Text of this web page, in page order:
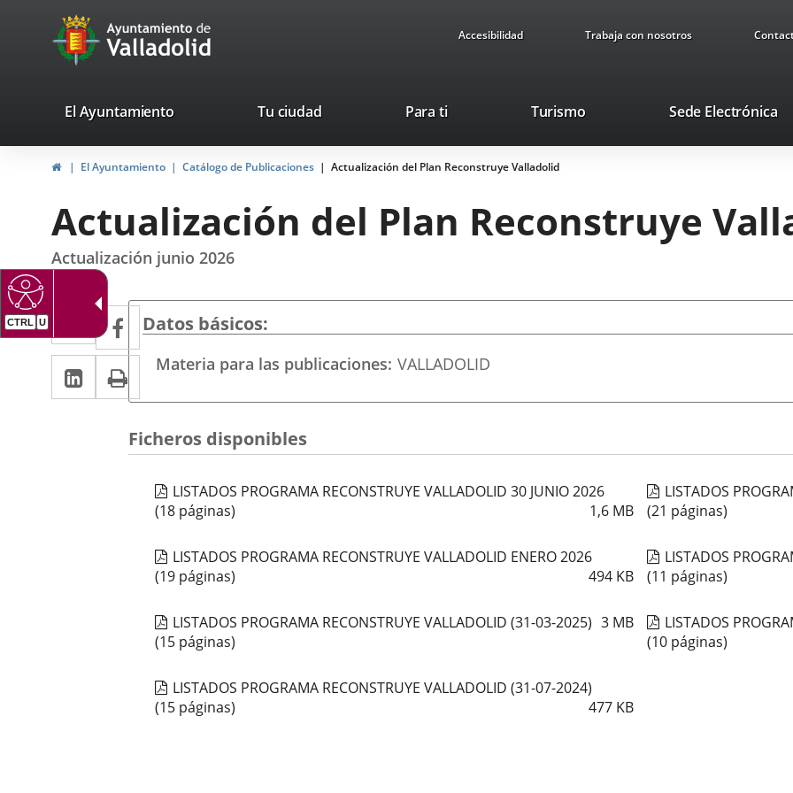
CTRL U
Portal
Web
Ayuntamiento
de
Accesibilidad Trabaja con nosotros
valladolid.es
El Ayuntamiento Tu ciudad Para ti TurismoEste
se
una
ventana
Sede Electrónica
InicioEl Ayuntamiento Catálogo de Publicaciones Actualización del Plan Reconstruye Valladolid
Actualización del Plan Reconstruye
Actualización junio 2026
Twitter
Enlace
a
una
aplicación
externa.
Facebook
Enlace
a
una
aplicación
externa.
LinkedIn
Enlace
a
aplicación
externa.
Imprimir
Datos básicos
Materia para las publicaciones VALLADOLID
Ficheros disponibles
LISTADOS PROGRAMA RECONSTRUYE VALLADOLID 30 JUNIO 2026
1,6 MB
(18 páginas)
LISTADOS
(21 páginas)
LISTADOS PROGRAMA RECONSTRUYE VALLADOLID ENERO 2026
494 KB
(19 páginas)
LISTADOS
(11 páginas)
LISTADOS PROGRAMA RECONSTRUYE VALLADOLID (31-03-2025) 3 MB
(15 páginas)
LISTADOS
(10 páginas)
LISTADOS PROGRAMA RECONSTRUYE VALLADOLID (31-07-2024)
477 KB
(15 páginas)